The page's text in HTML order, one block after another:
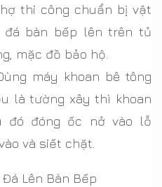
thi công chuẩn bị vật
bàn bếp lên trên tủ
mặc đồ bảo hộ.
máy khoan bê tông
là tường xây thì khoan
đó đóng ốc nở vào lỗ
và siết chặt.
Lên Bàn Bếp